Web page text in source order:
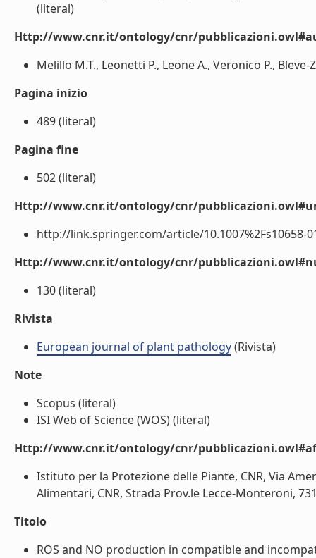
(literal)
Http://www.cnr.it/ontology/cnr/
Melillo M.T., Leonetti P., Leone A., Veronico P., Bleve-
Pagina inizio
489 (literal)
Pagina fine
502 (literal)
Http://www.cnr.it/ontology/cnr/
http://link.springer.com/article/10.1007%2Fs10658-
Http://www.cnr.it/ontology/cnr/
130 (literal)
Rivista
European journal of plant pathology(Rivista)
Note
Scopus (literal)
ISI Web of Science (WOS) (literal)
Http://www.cnr.it/ontology/cnr/
Istituto per la Protezione delle Piante, CNR, Via
Alimentari, CNR, Strada Prov.le Lecce-Monteroni,
Titolo
ROS and NO production in compatible and